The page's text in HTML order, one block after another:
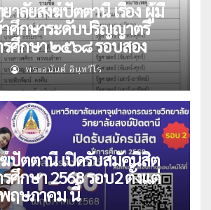
าลัยสงฆ์ปัตตานี เรื่อง ผู้มี
ศึกษาระดับปริญญาตรี
ศึกษา ๒๕๖๘ รอบสอง
พระอนันต์ อินฺทวีโร
ปัตตานี เปิดรับสมัคนิสิต
ศึกษา 2568 รอบ2 ตั้งแต่
ฤษภาคม นี้